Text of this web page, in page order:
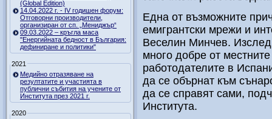
(Global Edition)
14.04.2022 г. - IV годишен форум:
Отговорни производители,
организиран от сп. „Мениджър“
09.03.2022 – кръгла маса
"Енергийната бедност в България:
дефиниране и политики"
2021
Медийно отразяване на
резултатите и участията в
публични събития на учените от
Института през 2021 г.
2020
Една от възможните
емигрантски мрежи и
Веселин Минчев.
много добре от
работодателите в
да се обърнат към
да се справят сами,
Института.